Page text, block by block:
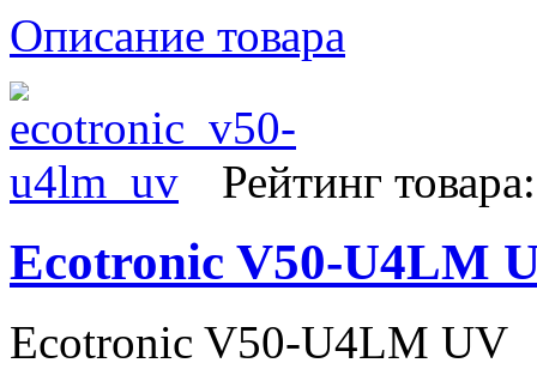
Описание товара
Рейтинг товара:
Ecotronic V50-U4LM
Ecotronic V50-U4LM UV